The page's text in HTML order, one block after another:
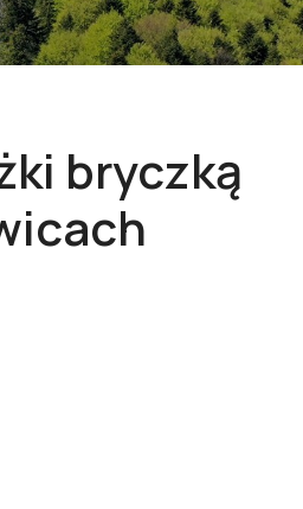
bryczką